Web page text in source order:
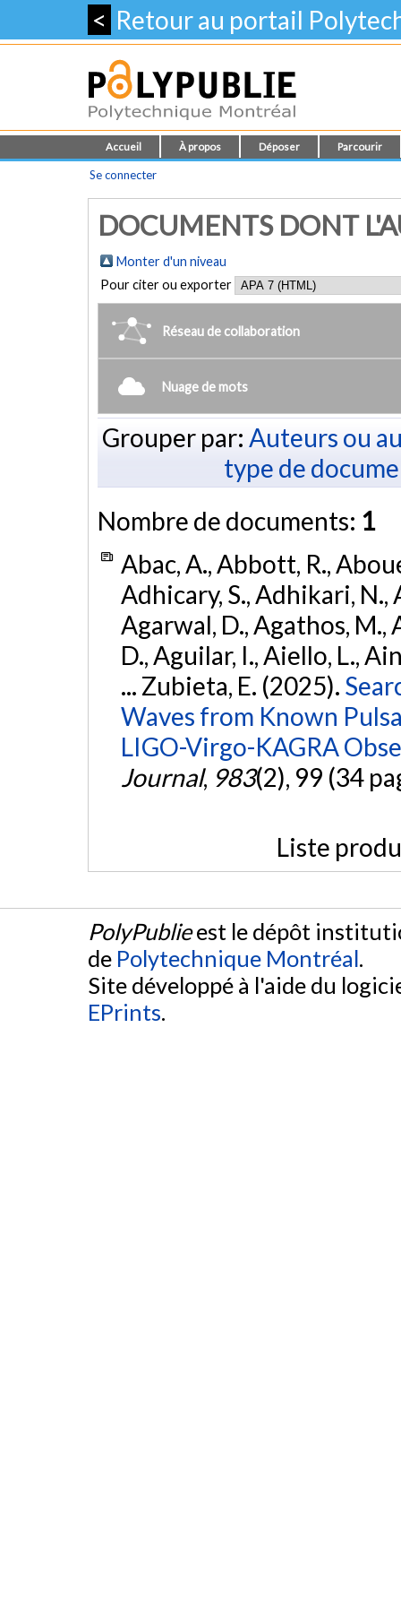
< Retour au portail
Accueil À propos Déposer Parcourir
Se connecter
DOCUMENTS DONT
Monter d'un niveau
Pour citer ou exporter
Réseau de collaboration
Nuage de mots
Grouper par: Auteurs ou
type de
Nombre de documents: 1
Abac, A., Abbott, R.,
Adhicary, S., Adhikari, N.,
Agarwal, D., Agathos, M.,
D., Aguilar, I., Aiello, L.,
... Zubieta, E. (2025).
Waves from Known
LIGO-Virgo-KAGRA
Journal, 983(2), 99 (34
Liste
PolyPublieest le dépôt
de Polytechnique Montréal.
Site développé à l'aide du
EPrints.